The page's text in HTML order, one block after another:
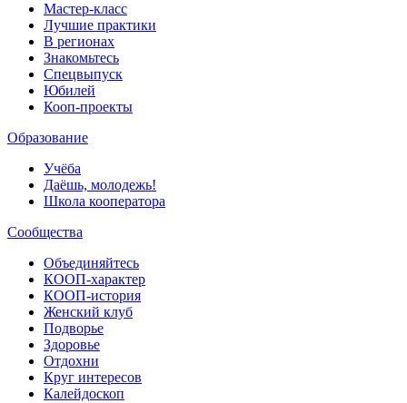
Мастер-класс
Лучшие практики
В регионах
Знакомьтесь
Спецвыпуск
Юбилей
Кооп-проекты
Образование
Учёба
Даёшь, молодежь!
Школа кооператора
Сообщества
Объединяйтесь
КООП-характер
КООП-история
Женский клуб
Подворье
Здоровье
Отдохни
Круг интересов
Калейдоскоп